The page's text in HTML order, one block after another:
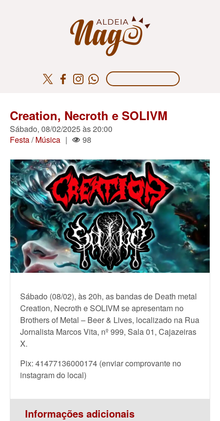
Creation, Necroth e SOLIVM
Sábado, 08/02/2025 às 20:00
Festa/Música | 98
Sábado (08/02), às 20h, as bandas de Death metal
Creation, Necroth e SOLIVM se apresentam no
Brothers of Metal – Beer & Lives, localizado na Rua
Jornalista Marcos Vita, nº 999, Sala 01, Cajazeiras
X.
Pix: 41477136000174 (enviar comprovante no
instagram do local)
Informações adicionais